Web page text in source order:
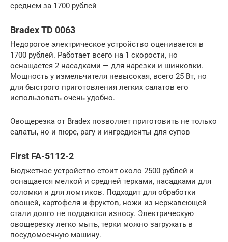
среднем за 1700 рублей
Bradex TD 0063
Недорогое электрическое устройство оценивается в
1700 рублей. Работает всего на 1 скорости, но
оснащается 2 насадками — для нарезки и шинковки.
Мощность у измельчителя невысокая, всего 25 Вт, но
для быстрого приготовления легких салатов его
использовать очень удобно.
Овощерезка от Bradex позволяет приготовить не только
салаты, но и пюре, рагу и ингредиенты для супов
First FA-5112-2
Бюджетное устройство стоит около 2500 рублей и
оснащается мелкой и средней терками, насадками для
соломки и для ломтиков. Подходит для обработки
овощей, картофеля и фруктов, ножи из нержавеющей
стали долго не поддаются износу. Электрическую
овощерезку легко мыть, терки можно загружать в
посудомоечную машину.